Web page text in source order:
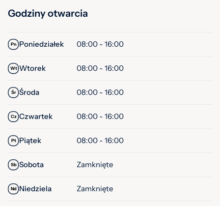
Godziny otwarcia
Pn Poniedziałek 08:00 - 16:00
Wt Wtorek 08:00 - 16:00
Śr Środa 08:00 - 16:00
Cz Czwartek 08:00 - 16:00
Pt Piątek 08:00 - 16:00
Sb Sobota Zamknięte
Nd Niedziela Zamknięte